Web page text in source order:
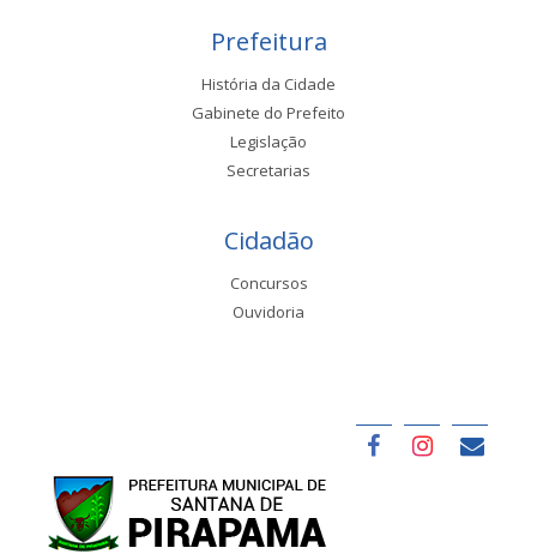
Prefeitura
História da Cidade
Gabinete do Prefeito
Legislação
Secretarias
Cidadão
Concursos
Ouvidoria